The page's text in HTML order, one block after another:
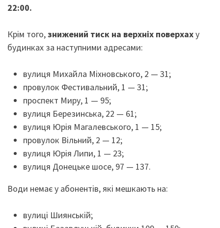
22:00.
Крім того,знижений тиск на верхніх поверхаху
будинках за наступними адресами:
вулиця Михайла Міхновського, 2 — 31;
провулок Фестивальний, 1 — 31;
проспект Миру, 1 — 95;
вулиця Березинська, 22 — 61;
вулиця Юрія Магалевського, 1 — 15;
провулок Вільний, 2 — 12;
вулиця Юрія Липи, 1 — 23;
вулиця Донецьке шосе, 97 — 137.
Води немає у абонентів, які мешкають на:
вулиці Шиянській;